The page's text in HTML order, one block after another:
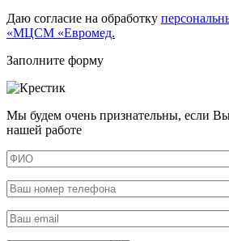
Даю согласие на обработку
«МЦСМ «Евромед.
Заполните форму
Мы будем очень признательны, если
нашей работе